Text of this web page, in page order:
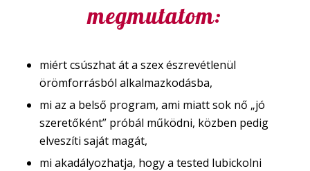
megmutatom:
miért csúszhat át a szex észrevétlenül
örömforrásból alkalmazkodásba,
mi az a belső program, ami miatt sok nő „jó
szeretőként” próbál működni, közben pedig
elveszíti saját magát,
mi akadályozhatja, hogy a tested lubickolni